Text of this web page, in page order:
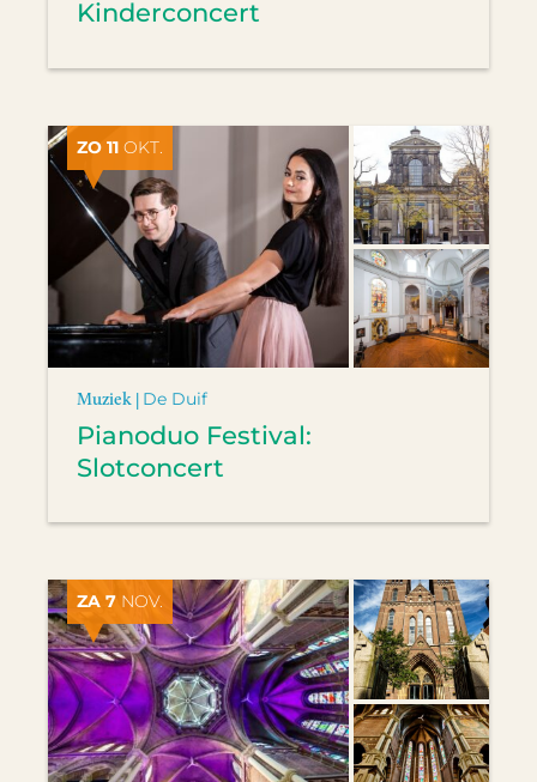
Kinderconcert
ZO 11 OKT.
Muziek | De Duif
Pianoduo Festival:
Slotconcert
ZA 7 NOV.